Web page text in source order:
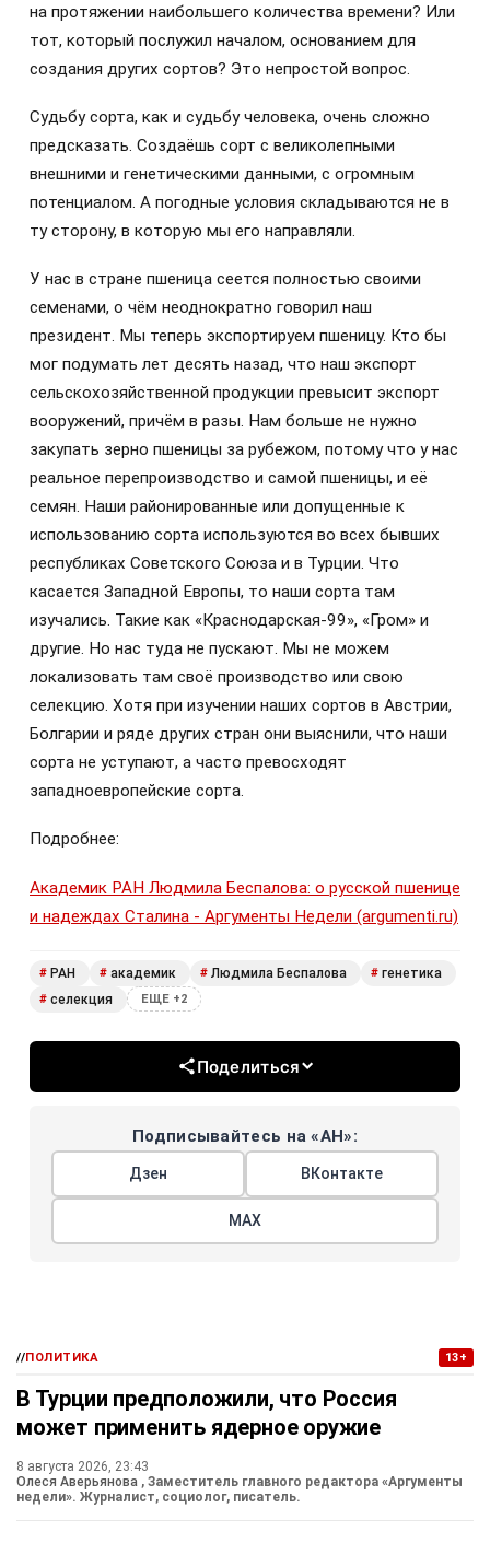
на протяжении наибольшего количества времени? Или
тот, который послужил началом, основанием для
создания других сортов? Это непростой вопрос.
Судьбу сорта, как и судьбу человека, очень сложно
предсказать. Создаёшь сорт с великолепными
внешними и генетическими данными, с огромным
потенциалом. А погодные условия складываются не в
ту сторону, в которую мы его направляли.
У нас в стране пшеница сеется полностью своими
семенами, о чём неоднократно говорил наш
президент. Мы теперь экспортируем пшеницу. Кто бы
мог подумать лет десять назад, что наш экспорт
сельскохозяйственной продукции превысит экспорт
вооружений, причём в разы. Нам больше не нужно
закупать зерно пшеницы за рубежом, потому что у нас
реальное перепроизводство и самой пшеницы, и её
семян. Наши районированные или допущенные к
использованию сорта используются во всех бывших
республиках Советского Союза и в Турции. Что
касается Западной Европы, то наши сорта там
изучались. Такие как «Краснодарская-99», «Гром» и
другие. Но нас туда не пускают. Мы не можем
локализовать там своё производство или свою
селекцию. Хотя при изучении наших сортов в Австрии,
Болгарии и ряде других стран они выяснили, что наши
сорта не уступают, а часто превосходят
западноевропейские сорта.
Подробнее:
Академик РАН Людмила Беспалова: о русской пшенице
и надеждах Сталина - Аргументы Недели (argumenti.ru)
# РАН # академик # Людмила Беспалова # генетика
# селекция ЕЩЕ +2
Поделиться
Подписывайтесь на «АН»:
Дзен ВКонтакте
МАХ
//ПОЛИТИКА 13+
В Турции предположили, что Россия
может применить ядерное оружие
8 августа 2026, 23:43
Олеся Аверьянова , Заместитель главного редактора «Аргументы
недели». Журналист, социолог, писатель.